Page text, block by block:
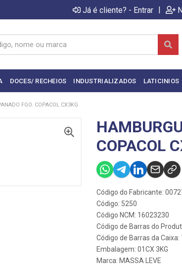
Já é cliente? - Entrar |
DOCES/ RECHEIOS INDUSTRIALIZADOS LATICINIOS
FGO. COPACOL CX3KG
COPACOL
Código do Fabricante:
Código: 5250
Código NCM: 16023230
Código de Barras do
Código de Barras da
Embalagem: 01CX 3KG
Marca: MASSA LEVE